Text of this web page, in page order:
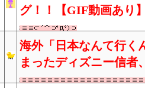
グ！！【GIF動画あり】
海外「日本なんて行く
まったディズニー信者